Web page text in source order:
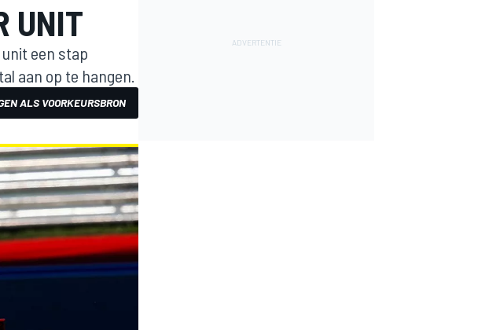
UNIT
een stap
aan op te hangen.
ALS VOORKEURSBRON